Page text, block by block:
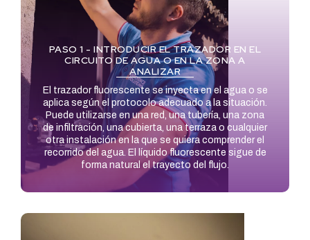
PASO 1 - INTRODUCIR EL TRAZADOR EN EL
CIRCUITO DE AGUA O EN LA ZONA A
ANALIZAR
El trazador fluorescente se inyecta en el agua o se
aplica según el protocolo adecuado a la situación.
Puede utilizarse en una red, una tubería, una zona
de infiltración, una cubierta, una terraza o cualquier
otra instalación en la que se quiera comprender el
recorrido del agua. El líquido fluorescente sigue de
forma natural el trayecto del flujo.